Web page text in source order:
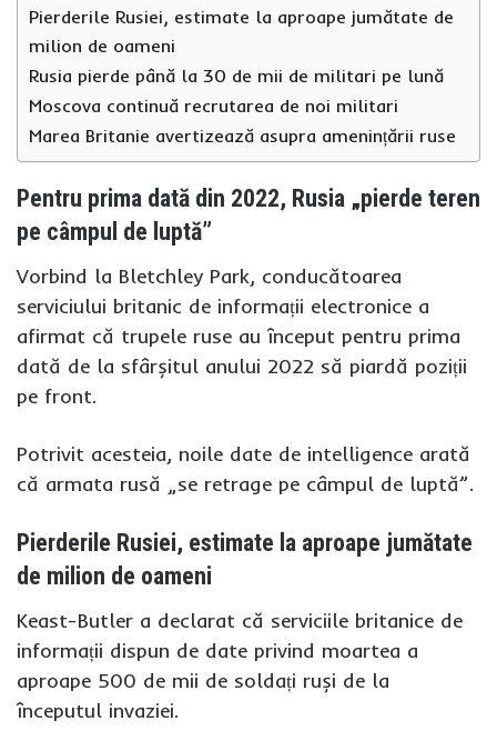
Pierderile Rusiei, estimate la aproape jumătate de
milion de oameni
Rusia pierde până la 30 de mii de militari pe lună
Moscova continuă recrutarea de noi militari
Marea Britanie avertizează asupra amenințării ruse
Pentru prima dată din 2022, Rusia „pierde teren
pe câmpul de luptă”
Vorbind la Bletchley Park, conducătoarea
serviciului britanic de informații electronice a
afirmat că trupele ruse au început pentru prima
dată de la sfârșitul anului 2022 să piardă poziții
pe front.
Potrivit acesteia, noile date de intelligence arată
că armata rusă „se retrage pe câmpul de luptă”.
Pierderile Rusiei, estimate la aproape jumătate
de milion de oameni
Keast-Butler a declarat că serviciile britanice de
informații dispun de date privind moartea a
aproape 500 de mii de soldați ruși de la
începutul invaziei.